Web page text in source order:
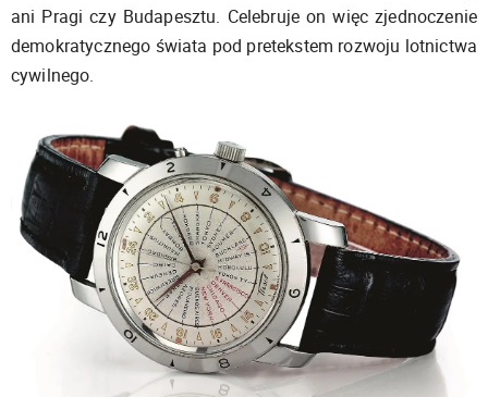
ani Pragi czy Budapesztu. Celebruje on więc zjednoczenie
demokratycznego świata pod pretekstem rozwoju lotnictwa
cywilnego.